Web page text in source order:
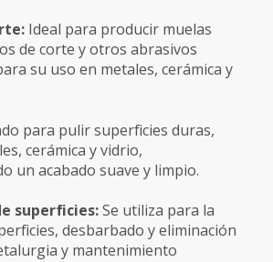
Ideal para producir muelas
de corte y otros abrasivos
su uso en metales, cerámica y
para pulir superficies duras,
cerámica y vidrio,
un acabado suave y limpio.
superficies:Se utiliza para la
desbarbado y eliminación
y mantenimiento